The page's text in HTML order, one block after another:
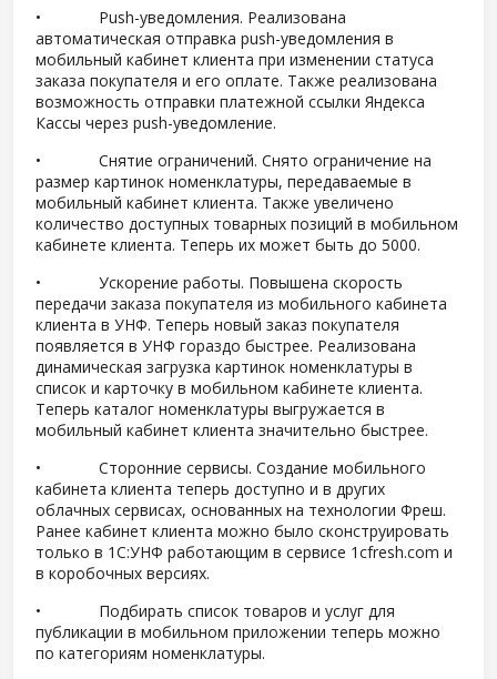
• Push-уведомления. Реализована
автоматическая отправка push-уведомления в
мобильный кабинет клиента при изменении статуса
заказа покупателя и его оплате. Также реализована
возможность отправки платежной ссылки Яндекса
Кассы через push-уведомление.
• Снятие ограничений. Снято ограничение на
размер картинок номенклатуры, передаваемые в
мобильный кабинет клиента. Также увеличено
количество доступных товарных позиций в мобильном
кабинете клиента. Теперь их может быть до 5000.
• Ускорение работы. Повышена скорость
передачи заказа покупателя из мобильного кабинета
клиента в УНФ. Теперь новый заказ покупателя
появляется в УНФ гораздо быстрее. Реализована
динамическая загрузка картинок номенклатуры в
список и карточку в мобильном кабинете клиента.
Теперь каталог номенклатуры выгружается в
мобильный кабинет клиента значительно быстрее.
• Сторонние сервисы. Создание мобильного
кабинета клиента теперь доступно и в других
облачных сервисах, основанных на технологии Фреш.
Ранее кабинет клиента можно было сконструировать
только в 1С:УНФ работающим в сервисе 1cfresh.com и
в коробочных версиях.
• Подбирать список товаров и услуг для
публикации в мобильном приложении теперь можно
по категориям номенклатуры.